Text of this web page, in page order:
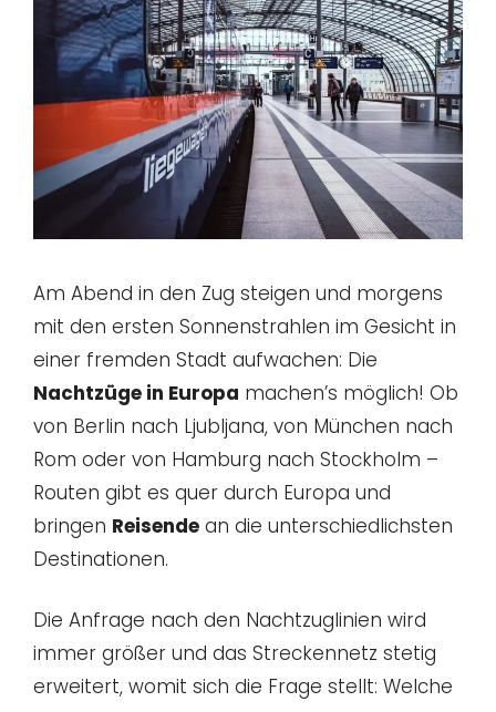
Am Abend in den Zug steigen und morgens
mit den ersten Sonnenstrahlen im Gesicht in
einer fremden Stadt aufwachen: Die
Nachtzüge in Europa machen’s möglich! Ob
von Berlin nach Ljubljana, von München nach
Rom oder von Hamburg nach Stockholm –
Routen gibt es quer durch Europa und
bringen Reisende an die unterschiedlichsten
Destinationen.
Die Anfrage nach den Nachtzuglinien wird
immer größer und das Streckennetz stetig
erweitert, womit sich die Frage stellt: Welche